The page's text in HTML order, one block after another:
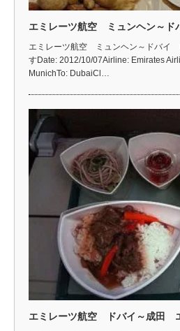
エミレーツ航空 ミュンヘン～
エミレーツ航空 ミュンヘン～ドバイ
すDate: 2012/10/07Airline: Emirates
MunichTo: DubaiCl…
エミレーツ航空 ドバイ～成田